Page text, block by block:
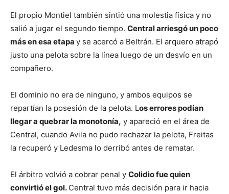
El propio Montiel también sintió una molestia física y no
salió a jugar el segundo tiempo. Central arriesgó un poco
más en esa etapa y se acercó a Beltrán. El arquero atrapó
justo una pelota sobre la línea luego de un desvío en un
compañero.
El dominio no era de ninguno, y ambos equipos se
repartían la posesión de la pelota. Los errores podían
llegar a quebrar la monotonía, y apareció en el área de
Central, cuando Avila no pudo rechazar la pelota, Freitas
la recuperó y Ledesma lo derribó antes de rematar.
El árbitro volvió a cobrar penal y Colidio fue quien
convirtió el gol. Central tuvo más decisión para ir hacia